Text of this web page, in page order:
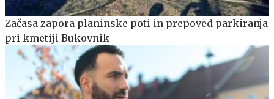
Začasa zapora planinske poti in prepoved parkiranja
pri kmetiji Bukovnik